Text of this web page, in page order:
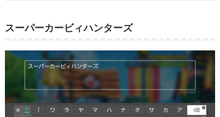
スーパーカービィハンターズ